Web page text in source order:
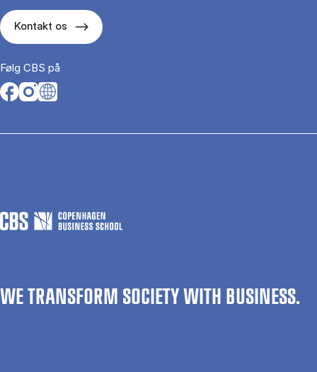
Kontakt os
Følg CBS på
Opens in a new tab
Opens in a new tab
Opens in a new tab
WE TRANSFORM SOCIETY WITH BUSINESS.